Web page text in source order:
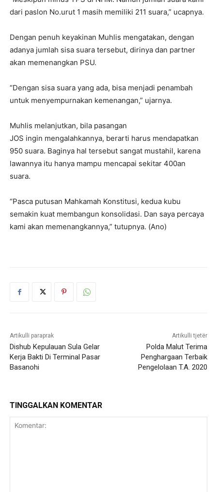
dari paslon No.urut 1 masih memiliki 211 suara,” ucapnya.
Dengan penuh keyakinan Muhlis mengatakan, dengan
adanya jumlah sisa suara tersebut, dirinya dan partner
akan memenangkan PSU.
“Dengan sisa suara yang ada, bisa menjadi penambah
untuk menyempurnakan kemenangan,” ujarnya.
Muhlis melanjutkan, bila pasangan
JOS ingin mengalahkannya, berarti harus mendapatkan
950 suara. Baginya hal tersebut sangat mustahil, karena
lawannya itu hanya mampu mencapai sekitar 400an
suara.
“Pasca putusan Mahkamah Konstitusi, kedua kubu
semakin kuat membangun konsolidasi. Dan saya percaya
kami akan memenangkannya,” tutupnya. (Ano)
Artikulli paraprak
Dishub Kepulauan Sula Gelar
Kerja Bakti Di Terminal Pasar
Basanohi
Artikulli tjetër
Polda Malut Terima
Penghargaan Terbaik
Pengelolaan T.A. 2020
TINGGALKAN KOMENTAR